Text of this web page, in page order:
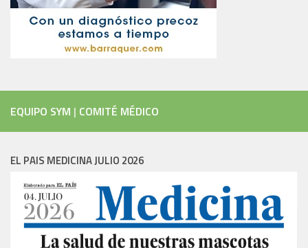
EQUIPO SYM | COMITÉ MÉDICO
EL PAIS MEDICINA JULIO 2026